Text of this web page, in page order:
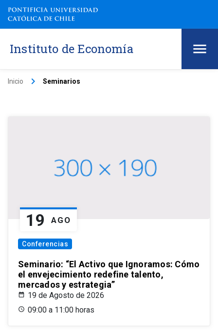
Instituto de Economía
Inicio keyboard_arrow_right Seminarios
19 AGO
Conferencias
Seminario: “El Activo que Ignoramos: Cómo
el envejecimiento redefine talento,
mercados y estrategia”
19 de Agosto de 2026
09:00 a 11:00 horas